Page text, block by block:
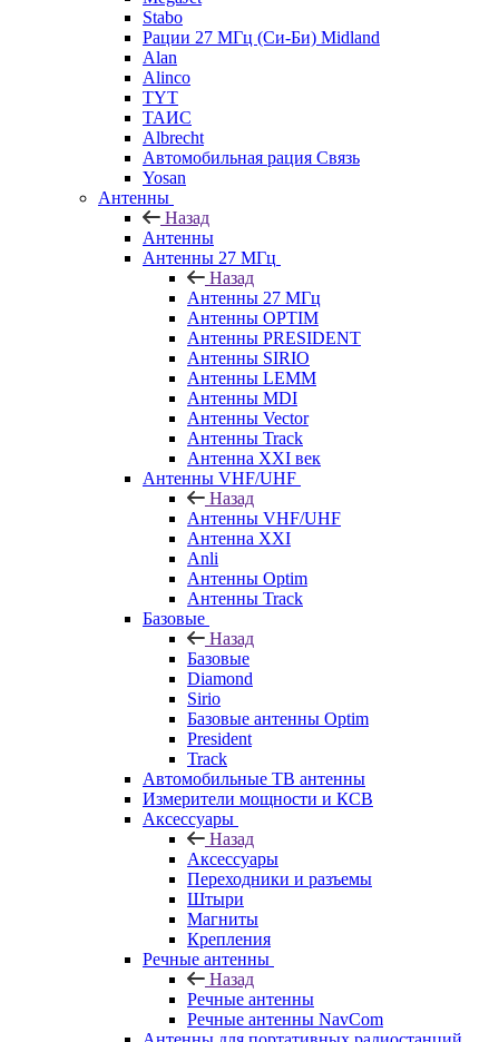
Stabo
Рации 27 МГц (Си-Би) Midland
Alan
Alinco
TYT
ТАИС
Albrecht
Автомобильная рация Связь
Yosan
Антенны
Назад
Антенны
Антенны 27 МГц
Назад
Антенны 27 МГц
Антенны OPTIM
Антенны PRESIDENT
Антенны SIRIO
Антенны LEMM
Антенны MDI
Антенны Vector
Антенны Track
Антенна XXI век
Антенны VHF/UHF
Назад
Антенны VHF/UHF
Антенна XXI
Anli
Антенны Optim
Антенны Track
Базовые
Назад
Базовые
Diamond
Sirio
Базовые антенны Optim
President
Track
Автомобильные ТВ антенны
Измерители мощности и КСВ
Аксессуары
Назад
Аксессуары
Переходники и разъемы
Штыри
Магниты
Крепления
Речные антенны
Назад
Речные антенны
Речные антенны NavCom